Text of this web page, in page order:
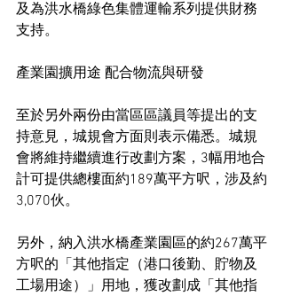
及為洪水橋綠色集體運輸系列提供財務
支持。
產業園擴用途 配合物流與研發
至於另外兩份由當區區議員等提出的支
持意見，城規會方面則表示備悉。城規
會將維持繼續進行改劃方案，3幅用地合
計可提供總樓面約189萬平方呎，涉及約
3,070伙。
另外，納入洪水橋產業園區的約267萬平
方呎的「其他指定（港口後勤、貯物及
工場用途）」用地，獲改劃成「其他指